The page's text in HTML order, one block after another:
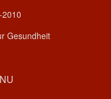
Gesundheit